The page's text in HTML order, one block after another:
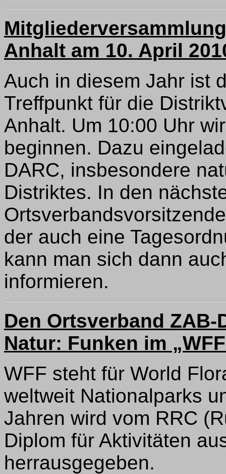
Anhalt am 10. April
Auch in diesem Jahr ist
Treffpunkt für die
Anhalt. Um 10:00 Uhr
beginnen. Dazu
DARC, insbesondere
Distriktes. In den
der auch eine
kann man sich dann
informieren.
Den Ortsverband
Natur: Funken im
WFF steht für World
weltweit Nationalparks
Jahren wird vom RRC
Diplom für Aktivitäten
herrausgegeben.